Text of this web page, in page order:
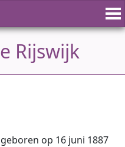
Rijswijk
op 16 juni 1887